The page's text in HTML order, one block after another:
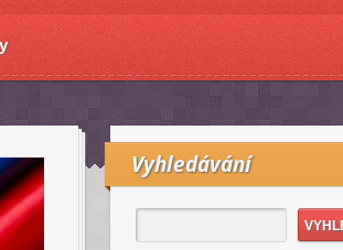
Vyhledávání